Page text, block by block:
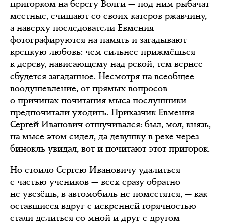
пригорком на берегу Волги — под ним рыбачат
местные, счищают со своих катеров ржавчину,
а наверху последователи Евмения
фотографируются на память и загадывают
крепкую любовь: чем сильнее прижмёшься
к дереву, нависающему над рекой, тем вернее
сбудется загаданное. Несмотря на всеобщее
воодушевление, от прямых вопросов
о причинах почитания мыса послушники
предпочитали уходить. Приказчик Евмения
Сергей Иванович отшучивался: был, мол, князь,
на мысе этом сидел, да девушку в реке через
бинокль увидал, вот и почитают этот пригорок.
Но стоило Сергею Ивановичу удалиться
с частью учеников — всех сразу обратно
не увезёшь, в автомобиль не поместятся, — как
оставшиеся вдруг с искренней горячностью
стали делиться со мной и друг с другом